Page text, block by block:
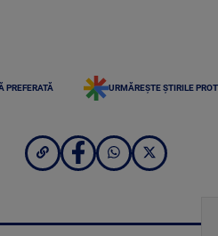
PREFERATĂ URMĂREȘTE ȘTIRILE